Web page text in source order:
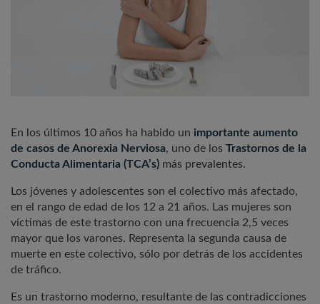
En los últimos 10 años ha habido un importante aumento
de casos de Anorexia Nerviosa, uno de los Trastornos de la
Conducta Alimentaria (TCA’s) más prevalentes.
Los jóvenes y adolescentes son el colectivo más afectado,
en el rango de edad de los 12 a 21 años. Las mujeres son
víctimas de este trastorno con una frecuencia 2,5 veces
mayor que los varones. Representa la segunda causa de
muerte en este colectivo, sólo por detrás de los accidentes
de tráfico.
Es un trastorno moderno, resultante de las contradicciones